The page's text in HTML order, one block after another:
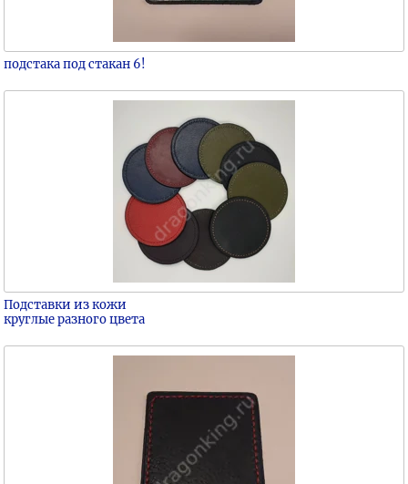
подстака под стакан 6!
Подставки из кожи
круглые разного цвета